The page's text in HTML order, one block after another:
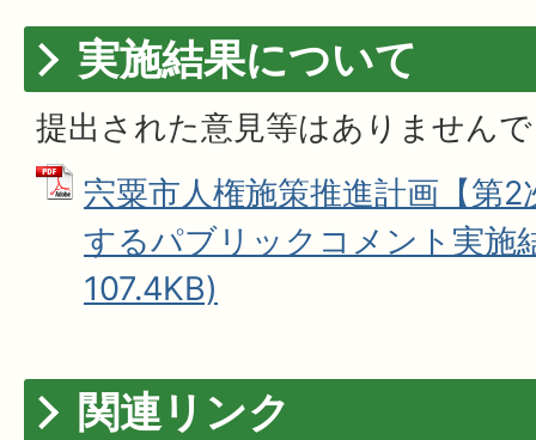
実施結果について
提出された意見等はありません
宍粟市人権施策推進計画【第
するパブリックコメント実施
107.4KB)
関連リンク